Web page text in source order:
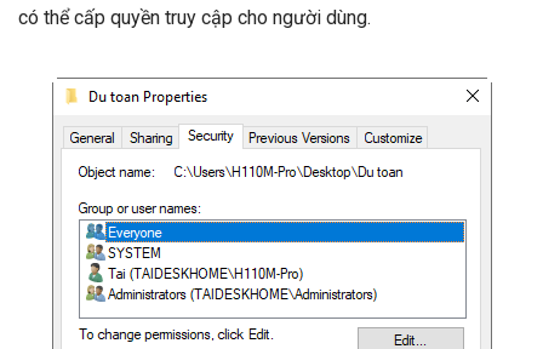
có thể cấp quyền truy cập cho người dùng.